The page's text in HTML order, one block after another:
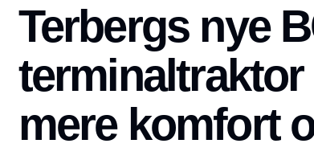
Terbergs nye
mere komfort